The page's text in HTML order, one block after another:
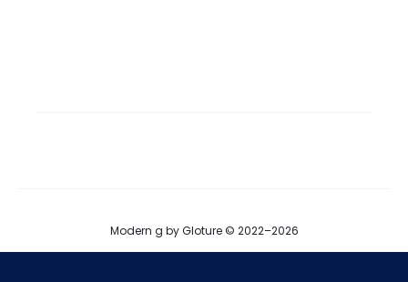
Modern g by Gloture © 2022–2026